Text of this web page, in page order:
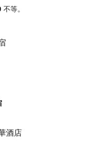
不等。